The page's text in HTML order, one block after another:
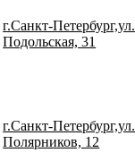
г.Санкт-Петербург,ул.
Подольская, 31
г.Санкт-Петербург,ул.
Полярников, 12